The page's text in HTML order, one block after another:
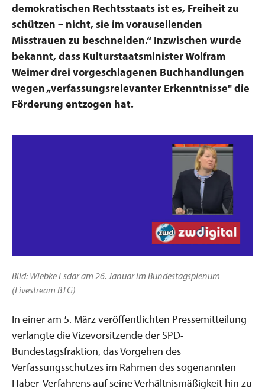
demokratischen Rechtsstaats ist es, Freiheit zu
schützen – nicht, sie im vorauseilenden
Misstrauen zu beschneiden.“ Inzwischen wurde
bekannt, dass Kulturstaatsminister Wolfram
Weimer drei vorgeschlagenen Buchhandlungen
wegen „verfassungsrelevanter Erkenntnisse" die
Förderung entzogen hat.
Bild: Wiebke Esdar am 26. Januar im Bundestagsplenum
(Livestream BTG)
In einer am 5. März veröffentlichten Pressemitteilung
verlangte die Vizevorsitzende der SPD-
Bundestagsfraktion, das Vorgehen des
Verfassungsschutzes im Rahmen des sogenannten
Haber-Verfahrens auf seine Verhältnismäßigkeit hin zu